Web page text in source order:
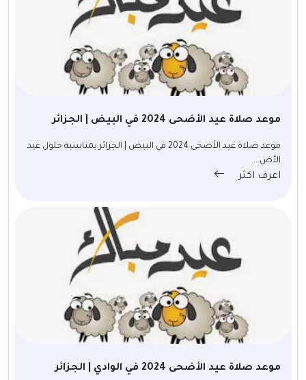
موعد صلاة عيد الأضحى 2024 في البيض | الجزائر
موعد صلاة عيد الأضحى 2024 في البيض | الجزائر بمناسبة حلول عيد
الأض...
اعرف اكثر
موعد صلاة عيد الأضحى 2024 في الوادي | الجزائر